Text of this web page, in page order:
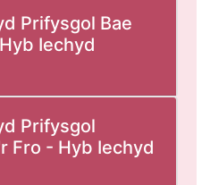
Prifysgol Bae
Iechyd
Prifysgol
Fro - Hyb Iechyd